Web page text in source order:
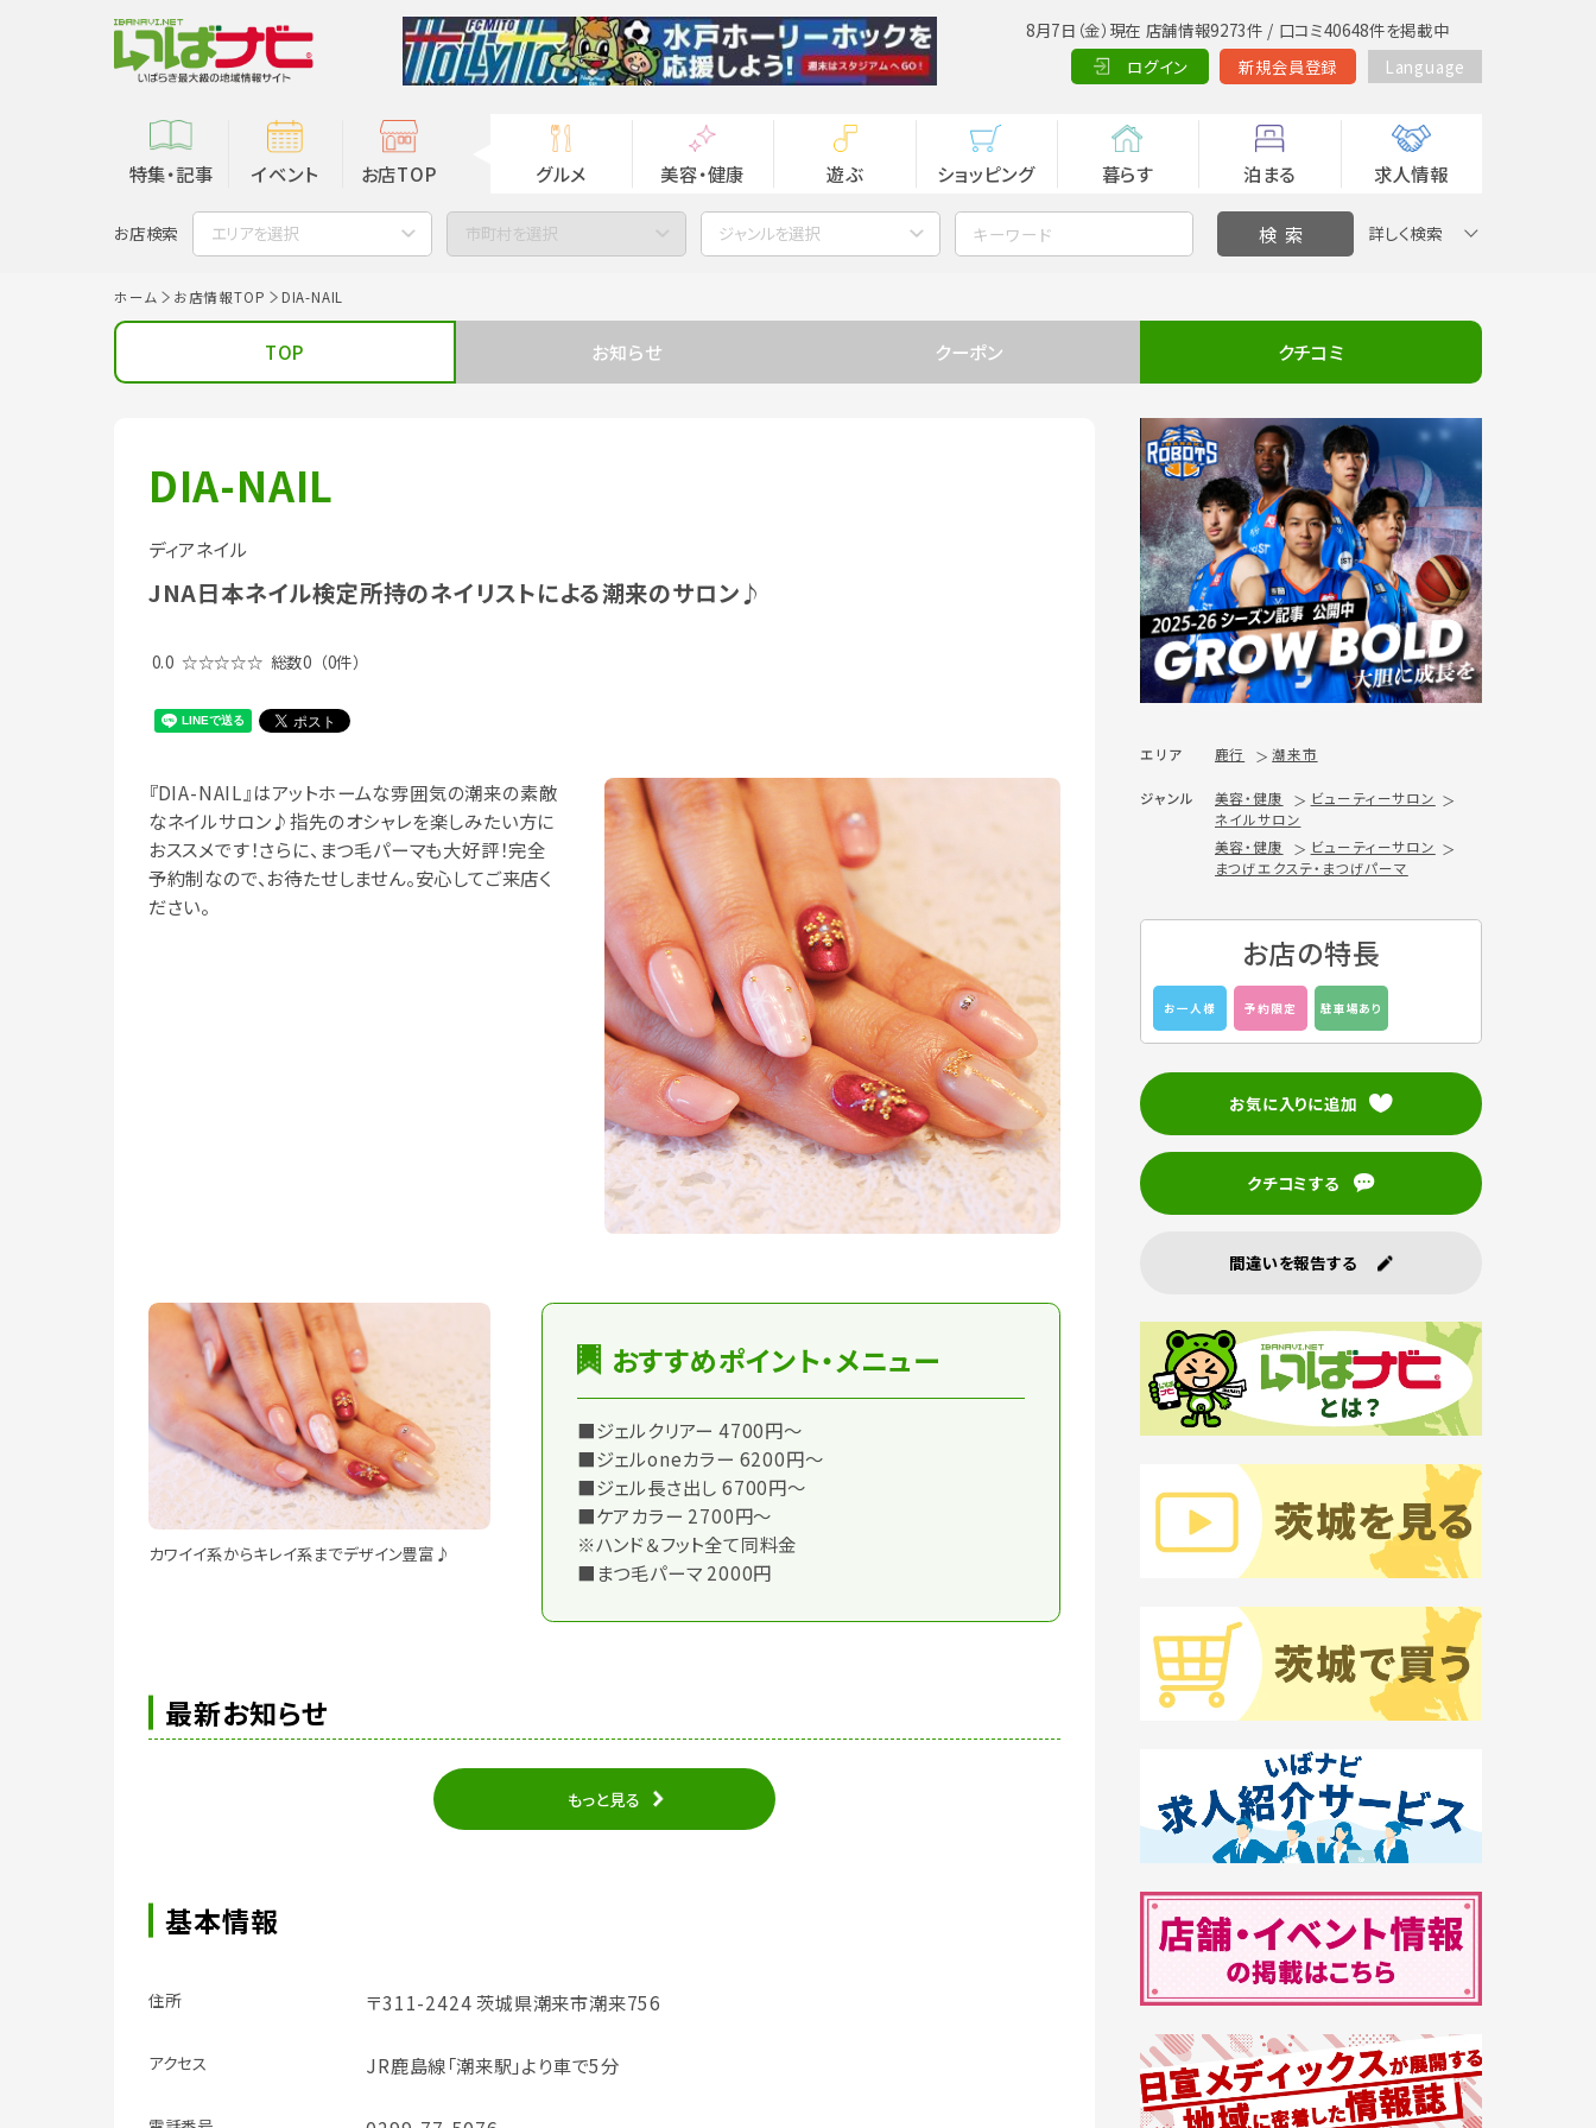
8月7日（金）現在 店舗情報9273件 / 口コミ40648件を掲載中
ログイン
新規会員登録 Language
特集・記事 イベント お店TOP グルメ 美容・健康 遊ぶ ショッピング 暮らす 泊まる 求人情報
お店検索 エリアを選択 市町村を選択 ジャンルを選択 詳しく検索
ホーム お店情報TOP DIA-NAIL
TOP お知らせ クーポン クチコミ
DIA-NAIL
ディアネイル
JNA日本ネイル検定所持のネイリストによる潮来のサロン♪
0.0 ☆☆☆☆☆ 総数0 （0件）
『DIA-NAIL』はアットホームな雰囲気の潮来の素敵
なネイルサロン♪指先のオシャレを楽しみたい方に
おススメです！さらに、まつ毛パーマも大好評！完全
予約制なので、お待たせしません。安心してご来店く
ださい。
カワイイ系からキレイ系までデザイン豊富♪
おすすめポイント・メニュー
■ジェルクリアー 4700円～
■ジェルoneカラー 6200円～
■ジェル長さ出し 6700円～
■ケアカラー 2700円～
※ハンド＆フット全て同料金
■まつ毛パーマ 2000円
最新お知らせ
もっと見る
基本情報
住所 〒311-2424 茨城県潮来市潮来756
アクセス JR鹿島線「潮来駅」より車で5分
エリア 鹿行 潮来市
ジャンル 美容・健康
ビューティーサロン
ネイルサロン
美容・健康
ビューティーサロン
まつげエクステ・まつげパーマ
お店の特長
お一人様 予約限定 駐車場あり
お気に入りに追加
クチコミする
間違いを報告する